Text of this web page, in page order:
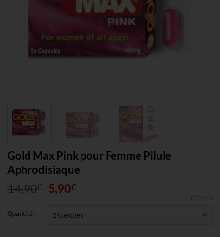
Gold Max Pink pour Femme Pilule
Aphrodisiaque
14,90€ Le
initial
5,90€Le
actuel
Quantité :